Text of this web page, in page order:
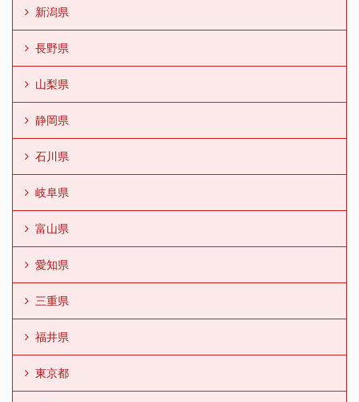
新潟県
長野県
山梨県
静岡県
石川県
岐阜県
富山県
愛知県
三重県
福井県
東京都